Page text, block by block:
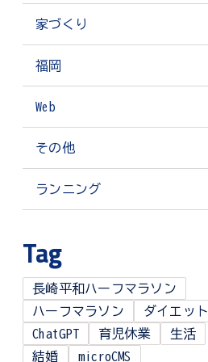
家づくり
福岡
Web
その他
ランニング
Tag
長崎平和ハーフマラソン
ハーフマラソン
ダイエット
ChatGPT
育児休業
生活
結婚
microCMS